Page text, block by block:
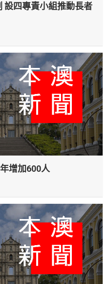
設四專責小組推動長者
增加600人